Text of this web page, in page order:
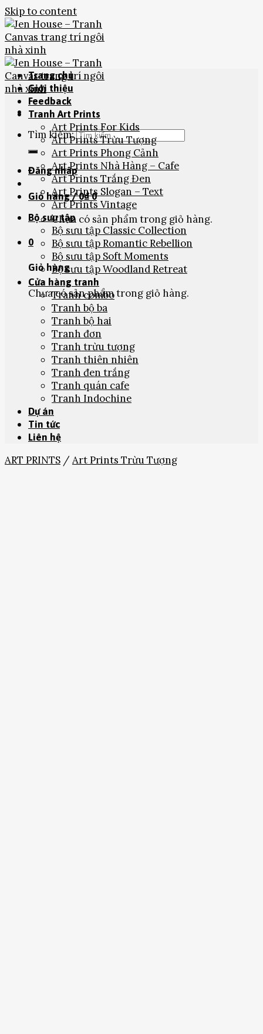
Skip to content
Tìm kiếm:
Đăng nhập
Giỏ hàng /0₫ 0
Chưa có sản phẩm trong giỏ hàng.
0
Giỏ hàng
Chưa có sản phẩm trong giỏ hàng.
Trang chủ
Giới thiệu
Feedback
Tranh Art Prints
Art Prints For Kids
Art Prints Trừu Tượng
Art Prints Phong Cảnh
Art Prints Nhà Hàng – Cafe
Art Prints Trắng Đen
Art Prints Slogan – Text
Art Prints Vintage
Bộ sưu tập
Bộ sưu tập Classic Collection
Bộ sưu tập Romantic Rebellion
Bộ sưu tập Soft Moments
Bộ sưu tập Woodland Retreat
Cửa hàng tranh
Tranh combo
Tranh bộ ba
Tranh bộ hai
Tranh đơn
Tranh trừu tượng
Tranh thiên nhiên
Tranh đen trắng
Tranh quán cafe
Tranh Indochine
Dự án
Tin tức
Liên hệ
ART PRINTS / Art Prints Trừu Tượng